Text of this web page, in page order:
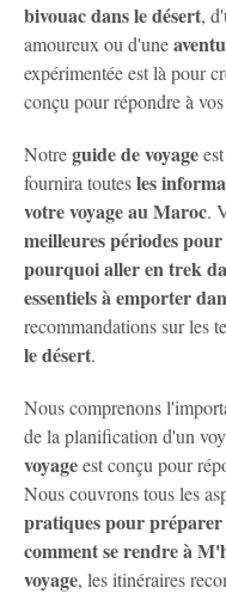
bivouac dans le désert,
amoureux ou d'une
expérimentée est là pour
conçu pour répondre à
Notreguide de voyage
fournira toutesles
votre voyage au Maroc.
meilleures périodes
pourquoi aller en trek
essentiels à emporter
recommandations sur les
le désert.
Nous comprenons
de la planification d'un
voyageest conçu pour
Nous couvrons tous les
pratiques pour
comment se rendre à
voyage, les itinéraires